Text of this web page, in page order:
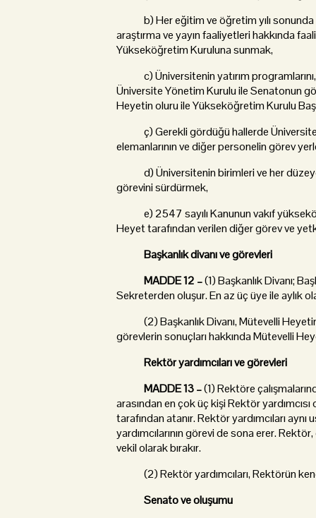
b) Her eğitim ve öğretim yılı sonunda
araştırma ve yayın faaliyetleri hakkında
Yükseköğretim Kuruluna sunmak,
c) Üniversitenin yatırım programlarını,
Üniversite Yönetim Kurulu ile Senatonun
Heyetin oluru ile Yükseköğretim Kurulu
ç) Gerekli gördüğü hallerde
elemanlarının ve diğer personelin görev
d) Üniversitenin birimleri ve her
görevini sürdürmek,
e) 2547 sayılı Kanunun vakıf
Heyet tarafından verilen diğer görev ve
Başkanlık divanı ve görevleri
MADDE 12 –(1) Başkanlık Divanı;
Sekreterden oluşur. En az üç üye ile aylık
(2) Başkanlık Divanı, Mütevelli
görevlerin sonuçları hakkında Mütevelli
Rektör yardımcıları ve görevleri
MADDE 13 –(1) Rektöre
arasından en çok üç kişi Rektör
tarafından atanır. Rektör yardımcıları
yardımcılarının görevi de sona erer.
vekil olarak bırakır.
(2) Rektör yardımcıları, Rektörün
Senato ve oluşumu